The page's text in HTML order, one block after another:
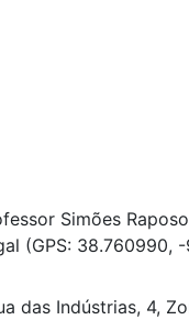
Simões
(GPS: 38.760990, -
das Indústrias, 4,